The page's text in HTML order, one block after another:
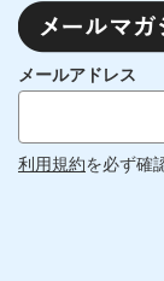
メールアドレス
利用規約を必ず確